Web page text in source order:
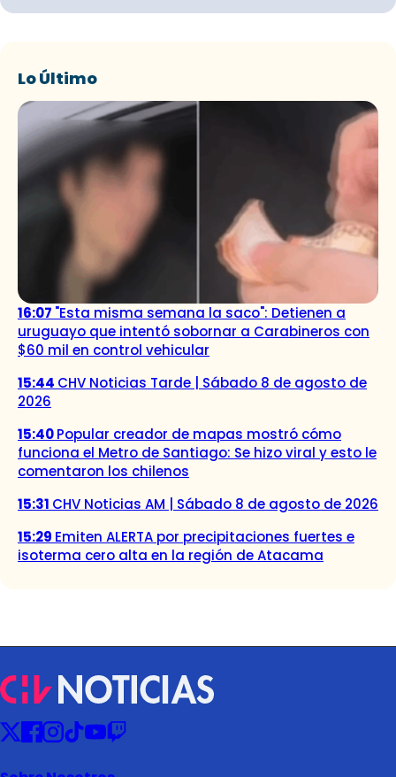
Lo Último
16:07 "Esta misma semana la saco": Detienen a
uruguayo que intentó sobornar a Carabineros con
$60 mil en control vehicular
15:44 CHV Noticias Tarde | Sábado 8 de agosto de
2026
15:40Popular creador de mapas mostró cómo
funciona el Metro de Santiago: Se hizo viral y esto le
comentaron los chilenos
15:31 CHV Noticias AM | Sábado 8 de agosto de 2026
15:29 Emiten ALERTA por precipitaciones fuertes e
isoterma cero alta en la región de Atacama